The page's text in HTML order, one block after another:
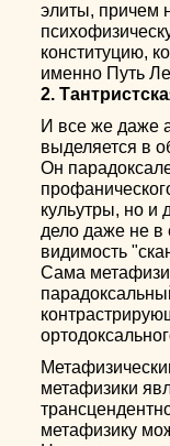
элиты, причем
конституцию,
именно Путь
2.
И все же даже
выделяется в
Он
кульутры, но и
дело даже не в
видимость
Сама
метафизики
метафизику